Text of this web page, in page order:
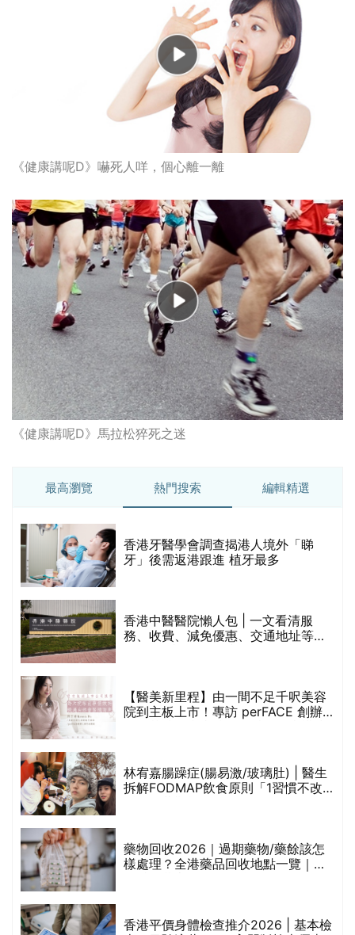
《健康講呢D》嚇死人咩，個心離一離
《健康講呢D》馬拉松猝死之迷
最高瀏覽 熱門搜索 編輯精選
香港牙醫學會調查揭港人境外「睇
牙」後需返港跟進 植牙最多
香港中醫醫院懶人包 | 一文看清服
務、收費、減免優惠、交通地址等
【醫美新里程】由一間不足千呎美容
院到主板上市！專訪 perFACE 創辦
林宥嘉腸躁症(腸易激/玻璃肚) | 醫生
拆解FODMAP飲食原則「1習慣不改
藥物回收2026｜過期藥物/藥餘該怎
樣處理？全港藥品回收地點一覽｜屈
香港平價身體檢查推介2026 | 基本檢